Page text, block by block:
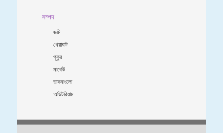
সম্পদ
জমি
খেয়াঘাট
পুকুর
মার্কেট
ডাকবাংলো
অডিটরিয়াম